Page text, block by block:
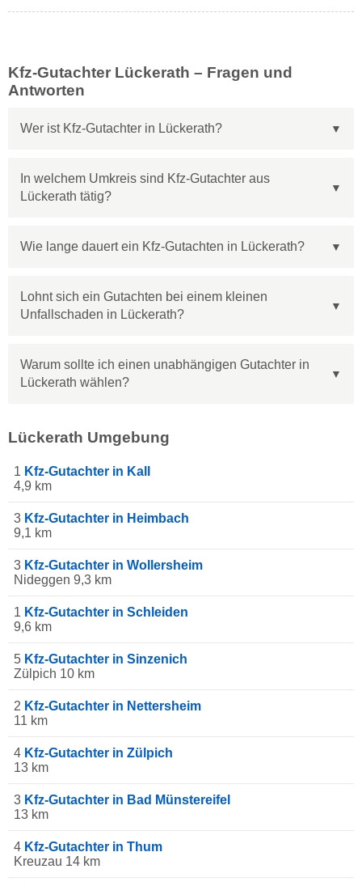
Kfz-Gutachter Lückerath – Fragen und
Antworten
Wer ist Kfz-Gutachter in Lückerath?
In welchem Umkreis sind Kfz-Gutachter aus
Lückerath tätig?
Wie lange dauert ein Kfz-Gutachten in Lückerath?
Lohnt sich ein Gutachten bei einem kleinen
Unfallschaden in Lückerath?
Warum sollte ich einen unabhängigen Gutachter in
Lückerath wählen?
Lückerath Umgebung
1 Kfz-Gutachter in Kall
4,9 km
3 Kfz-Gutachter in Heimbach
9,1 km
3 Kfz-Gutachter in Wollersheim
Nideggen 9,3 km
1 Kfz-Gutachter in Schleiden
9,6 km
5 Kfz-Gutachter in Sinzenich
Zülpich 10 km
2 Kfz-Gutachter in Nettersheim
11 km
4 Kfz-Gutachter in Zülpich
13 km
3 Kfz-Gutachter in Bad Münstereifel
13 km
4 Kfz-Gutachter in Thum
Kreuzau 14 km